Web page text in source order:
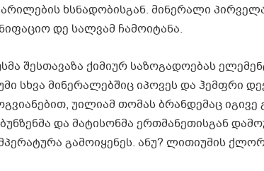
ხსნადობისგან. მინერალი
დე სალვამ ჩამოიტანა.
შესთავაზა ქიმიურ საზოგადოებას
მინერალებშიც იპოვეს და ჰემფრი
უილიამ თომას ბრანდემაც იგივე
და მატისონმა ერთმანეთისგან
გამოიყენეს. ანუ? ლითიუმის